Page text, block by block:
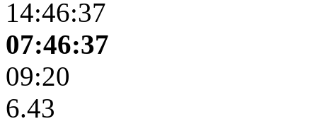
14:46:37
07:46:37
09:20
6.43